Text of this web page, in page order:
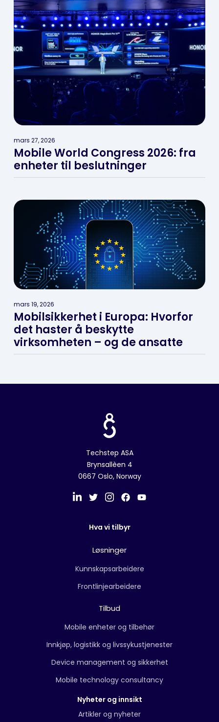
mars 27, 2026
Mobile World Congress 2026: fra
enheter til beslutninger
mars 19, 2026
Mobilsikkerhet i Europa: Hvorfor
det haster å beskytte
virksomheten – og de ansatte
Techstep ASA
Brynsallèen 4
0667 Oslo, Norway
Hva vi tilbyr
Løsninger
Kunnskapsarbeidere
Frontlinjearbeidere
Tilbud
Mobile enheter og tilbehør
Innkjøp, logistikk og livssykustjenester
Device management og sikkerhet
Mobile technology consultancy
Nyheter og innsikt
Artikler og nyheter